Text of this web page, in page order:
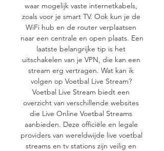
waar mogelijk vaste internetkabels,
zoals voor je smart TV. Ook kun je de
WiFi hub en de router verplaatsen
naar een centrale en open plaats. Een
laatste belangrijke tip is het
uitschakelen van je VPN, die kan een
stream erg vertragen. Wat kan ik
volgen op Voetbal Live Stream?
Voetbal Live Stream biedt een
overzicht van verschillende websites
die Live Online Voetbal Streams
aanbieden. Deze officiële en legale
providers van wereldwijde live voetbal
streams en tv stations zijn veilig en